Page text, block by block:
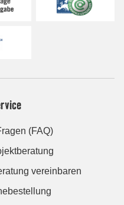
(FAQ)
vereinbaren